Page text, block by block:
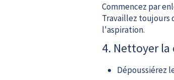
Commencez par
Travaillez toujours
l'aspiration.
4. Nettoyer la
Dépoussiérez